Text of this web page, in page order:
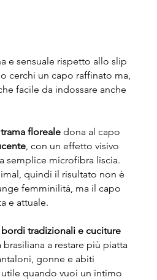
e sensuale rispetto allo slip
cerchi un capo raffinato ma,
facile da indossare anche
florealedona al capo
, con un effetto visivo
semplice microfibra liscia.
quindi il risultato non è
femminilità, ma il capo
e attuale.
tradizionali e cuciture
a restare più piatta
gonne e abiti
quando vuoi un intimo